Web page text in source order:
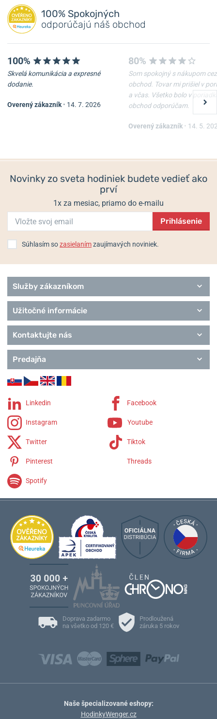
Pridať dotaz
Kožené puzdro Mikov 232-
Victorinox Párátko 91 mm,
100% Spokojných
odporúčajú náš obchod
100%
Skvelá komunikácia a expresné
dodanie.
Overený zákazník • 14. 7. 2026
80%
Som spokojný s nákupom cez
obchod. Tovar mi prišiel v
a včas. Všetko bolo v
obchod odporúčam.
Overený zákazník • 14. 5.
Novinky zo sveta hodiniek budete vedieť ako
prví
1x za mesiac, priamo do e-mailu
Prihlásenie
Súhlasím sozasielanímzaujímavých noviniek.
Služby zákazníkom
Užitočné informácie
Kontaktujte nás
Predajňa
Linkedin Facebook
Instagram Youtube
Twitter Tiktok
Pinterest Threads
Spotify
Doprava zadarmo
na všetko od 120 €
Prodloužená
záruka 5 rokov
Naše špecializované eshopy:
HodinkyWenger.cz